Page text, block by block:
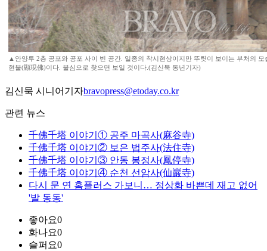
▲안양루 2층 공포와 공포 사이 빈 공간. 일종의 착시현상이지만 뚜렷이 보이는 부처의
현불(顯現佛)이다. 불심으로 찾으면 보일 것이다.(김신묵 동년기자)
김신묵 시니어기자bravopress@etoday.co.kr
관련 뉴스
千佛千塔 이야기① 공주 마곡사(麻谷寺)
千佛千塔 이야기② 보은 법주사(法住寺)
千佛千塔 이야기③ 안동 봉정사(鳳停寺)
千佛千塔 이야기④ 순천 선암사(仙巖寺)
다시 문 연 홈플러스 가보니… 정상화 바쁜데 재고 없어
'발 동동'
좋아요0
화나요0
슬퍼요0